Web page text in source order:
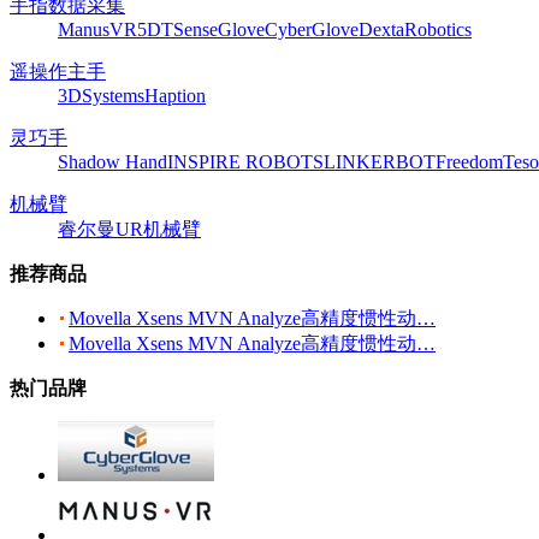
手指数据采集
ManusVR5DTSenseGloveCyberGloveDextaRobotics
遥操作主手
3DSystemsHaption
灵巧手
Shadow HandINSPIRE ROBOTSLINKERBOTFreedom
机械臂
睿尔曼UR机械臂
推荐商品
Movella Xsens MVN Analyze高精度惯性动…
Movella Xsens MVN Analyze高精度惯性动…
热门品牌